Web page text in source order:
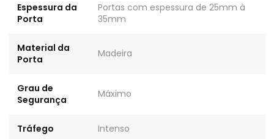
Espessura da
Porta
Portas com espessura de 25mm à
35mm
Material da
Porta
Madeira
Grau de
Segurança
Máximo
Tráfego Intenso